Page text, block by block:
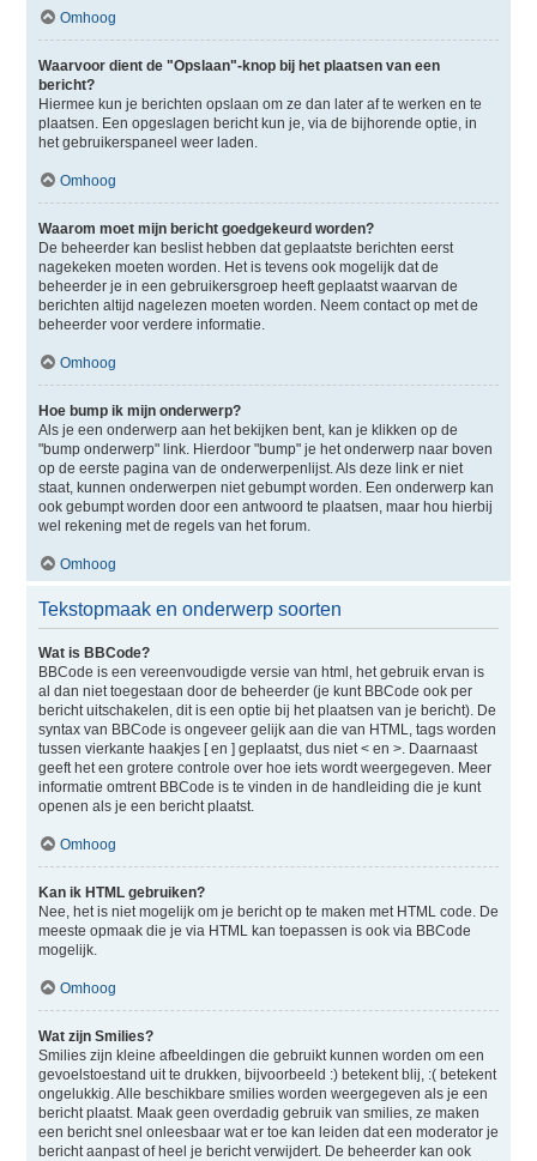
Omhoog
Waarvoor dient de "Opslaan"-knop bij het plaatsen van een
bericht?
Hiermee kun je berichten opslaan om ze dan later af te werken en te
plaatsen. Een opgeslagen bericht kun je, via de bijhorende optie, in
het gebruikerspaneel weer laden.
Omhoog
Waarom moet mijn bericht goedgekeurd worden?
De beheerder kan beslist hebben dat geplaatste berichten eerst
nagekeken moeten worden. Het is tevens ook mogelijk dat de
beheerder je in een gebruikersgroep heeft geplaatst waarvan de
berichten altijd nagelezen moeten worden. Neem contact op met de
beheerder voor verdere informatie.
Omhoog
Hoe bump ik mijn onderwerp?
Als je een onderwerp aan het bekijken bent, kan je klikken op de
"bump onderwerp" link. Hierdoor "bump" je het onderwerp naar boven
op de eerste pagina van de onderwerpenlijst. Als deze link er niet
staat, kunnen onderwerpen niet gebumpt worden. Een onderwerp kan
ook gebumpt worden door een antwoord te plaatsen, maar hou hierbij
wel rekening met de regels van het forum.
Omhoog
Tekstopmaak en onderwerp soorten
Wat is BBCode?
BBCode is een vereenvoudigde versie van html, het gebruik ervan is
al dan niet toegestaan door de beheerder (je kunt BBCode ook per
bericht uitschakelen, dit is een optie bij het plaatsen van je bericht). De
syntax van BBCode is ongeveer gelijk aan die van HTML, tags worden
tussen vierkante haakjes [ en ] geplaatst, dus niet < en >. Daarnaast
geeft het een grotere controle over hoe iets wordt weergegeven. Meer
informatie omtrent BBCode is te vinden in de handleiding die je kunt
openen als je een bericht plaatst.
Omhoog
Kan ik HTML gebruiken?
Nee, het is niet mogelijk om je bericht op te maken met HTML code. De
meeste opmaak die je via HTML kan toepassen is ook via BBCode
mogelijk.
Omhoog
Wat zijn Smilies?
Smilies zijn kleine afbeeldingen die gebruikt kunnen worden om een
gevoelstoestand uit te drukken, bijvoorbeeld :) betekent blij, :( betekent
ongelukkig. Alle beschikbare smilies worden weergegeven als je een
bericht plaatst. Maak geen overdadig gebruik van smilies, ze maken
een bericht snel onleesbaar wat er toe kan leiden dat een moderator je
bericht aanpast of heel je bericht verwijdert. De beheerder kan ook